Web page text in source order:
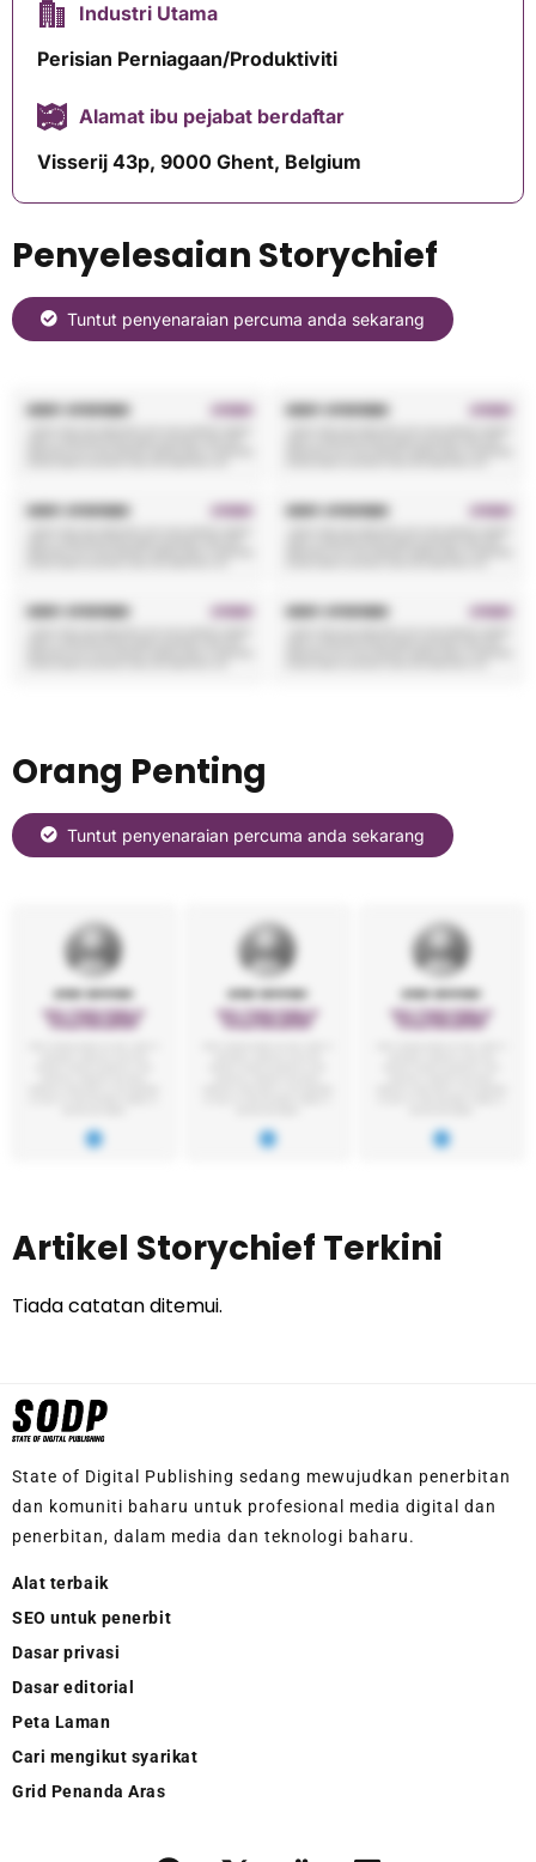
Industri Utama
Perisian Perniagaan/Produktiviti
Alamat ibu pejabat berdaftar
Visserij 43p, 9000 Ghent, Belgium
Penyelesaian Storychief
Tuntut penyenaraian percuma anda sekarang
Orang Penting
Tuntut penyenaraian percuma anda sekarang
Artikel Storychief Terkini
Tiada catatan ditemui.
State of Digital Publishing sedang mewujudkan penerbitan
dan komuniti baharu untuk profesional media digital dan
penerbitan, dalam media dan teknologi baharu.
Alat terbaik
SEO untuk penerbit
Dasar privasi
Dasar editorial
Peta Laman
Cari mengikut syarikat
Grid Penanda Aras